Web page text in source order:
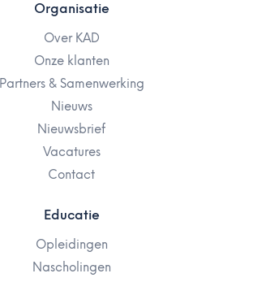
Organisatie
Over KAD
Onze klanten
Partners & Samenwerking
Nieuws
Nieuwsbrief
Vacatures
Contact
Educatie
Opleidingen
Nascholingen